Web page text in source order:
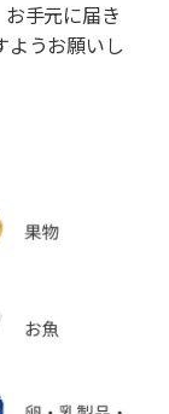
手元に届き
ようお願いし